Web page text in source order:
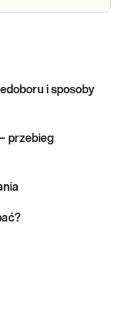
2. roku
którzy
panel
potrzebują
i sposoby
przebieg